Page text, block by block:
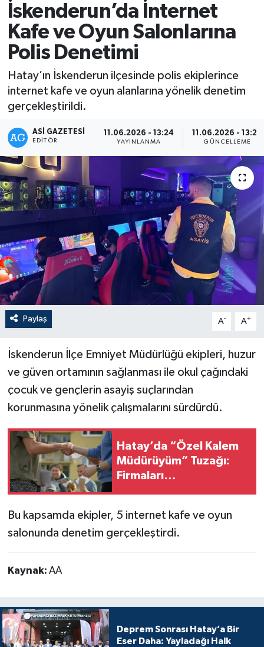
İskenderun’da İnternet
Kafe ve Oyun Salonlarına
Polis Denetimi
Hatay’ın İskenderun ilçesinde polis ekiplerince
internet kafe ve oyun alanlarına yönelik denetim
gerçekleştirildi.
ASI GAZETESI
EDITÖR
11.06.2026 - 13:24
YAYINLANMA
11.06.2026 - 13:26
GÜNCELLEME
Paylaş A- A+
İskenderun İlçe Emniyet Müdürlüğü ekipleri, huzur
ve güven ortamının sağlanması ile okul çağındaki
çocuk ve gençlerin asayiş suçlarından
korunmasına yönelik çalışmalarını sürdürdü.
Hatay’da “Özel Kalem
Müdürüyüm” Tuzağı:
Firmaları
Bu kapsamda ekipler, 5 internet kafe ve oyun
salonunda denetim gerçekleştirdi.
Kaynak: AA
Deprem Sonrası Hatay’a Bir
Eser Daha: Yayladağı Halk